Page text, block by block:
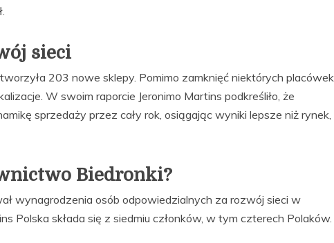
sieci
203 nowe sklepy. Pomimo zamknięć niektórych placówek,
W swoim raporcie Jeronimo Martins podkreśliło, że
sprzedaży przez cały rok, osiągając wyniki lepsze niż rynek,
Biedronki?
wynagrodzenia osób odpowiedzialnych za rozwój sieci w
Polska składa się z siedmiu członków, w tym czterech Polaków.